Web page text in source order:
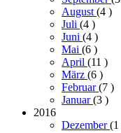
August(4 )
Juli (4 )
Juni (4 )
Mai (6 )
April (11 )
März (6 )
Februar(7 )
Januar(3 )
2016
Dezember(1